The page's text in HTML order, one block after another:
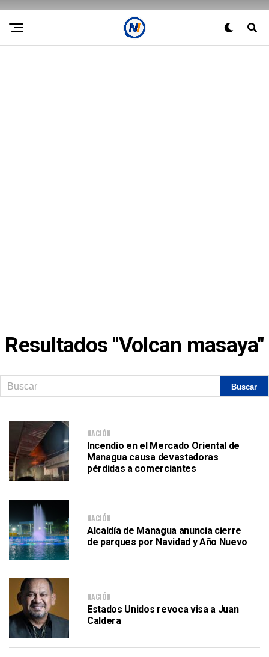
Resultados "Volcan masaya"
NACIÓN
Incendio en el Mercado Oriental de
Managua causa devastadoras
pérdidas a comerciantes
NACIÓN
Alcaldía de Managua anuncia cierre
de parques por Navidad y Año Nuevo
NACIÓN
Estados Unidos revoca visa a Juan
Caldera